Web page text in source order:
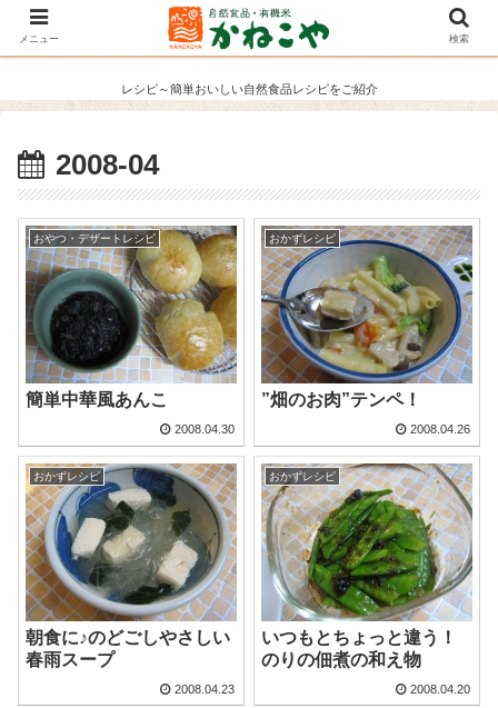
レシピ～簡単おいしい自然食品レシピをご紹介
2008-04
おやつ・デザートレシピ
簡単中華風あんこ
2008.04.30
おかずレシピ
”畑のお肉”テンペ！
2008.04.26
おかずレシピ
朝食に♪のどごしやさしい
春雨スープ
2008.04.23
おかずレシピ
いつもとちょっと違う！
のりの佃煮の和え物
2008.04.20
メニュー 検索